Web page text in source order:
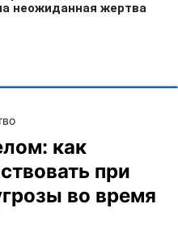
как
при
во время